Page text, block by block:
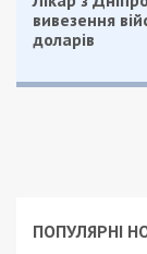
вивезення
доларів
ПОПУЛЯРНІ